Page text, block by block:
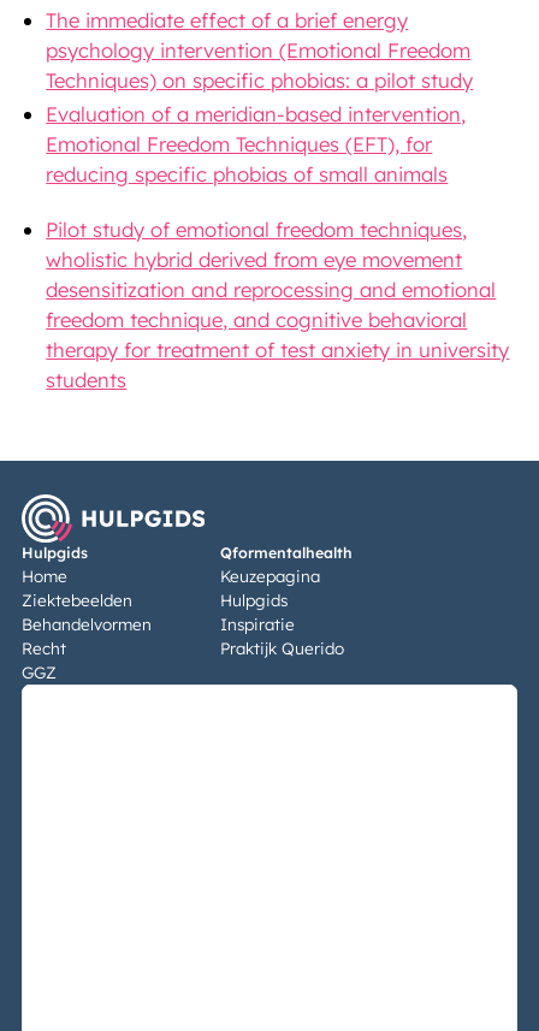
The immediate effect of a brief energy
psychology intervention (Emotional Freedom
Techniques) on specific phobias: a pilot study
Evaluation of a meridian-based intervention,
Emotional Freedom Techniques (EFT), for
reducing specific phobias of small animals
Pilot study of emotional freedom techniques,
wholistic hybrid derived from eye movement
desensitization and reprocessing and emotional
freedom technique, and cognitive behavioral
therapy for treatment of test anxiety in university
students
Hulpgids
Home
Ziektebeelden
Behandelvormen
Recht
GGZ
Qformentalhealth
Keuzepagina
Hulpgids
Inspiratie
Praktijk Querido